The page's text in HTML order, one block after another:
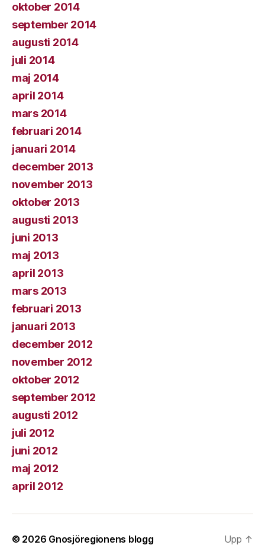
oktober 2014
september 2014
augusti 2014
juli 2014
maj 2014
april 2014
mars 2014
februari 2014
januari 2014
december 2013
november 2013
oktober 2013
augusti 2013
juni 2013
maj 2013
april 2013
mars 2013
februari 2013
januari 2013
december 2012
november 2012
oktober 2012
september 2012
augusti 2012
juli 2012
juni 2012
maj 2012
april 2012
© 2026 Gnosjöregionens blogg Upp ↑